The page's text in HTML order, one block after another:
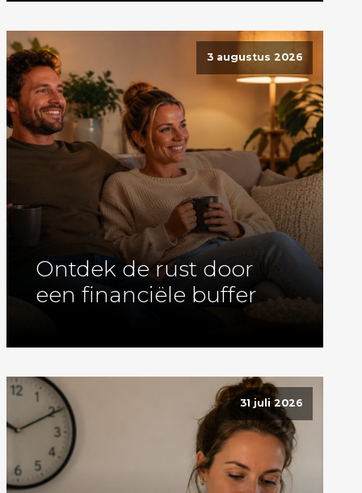
3 augustus 2026
Ontdek de rust door
een financiële buffer
31 juli 2026